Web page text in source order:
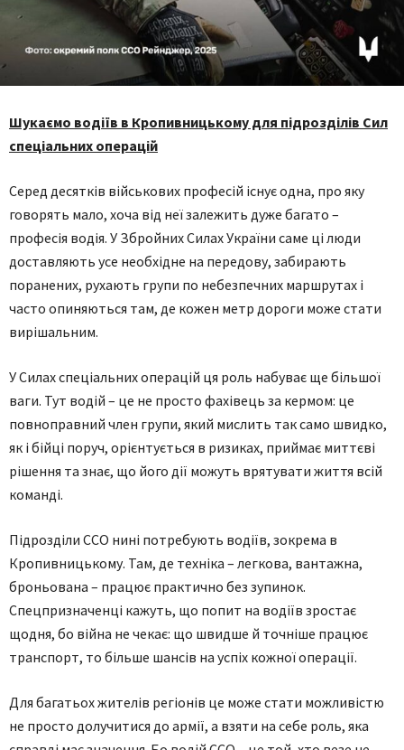
Шукаємо водіїв в Кропивницькому для підрозділів Сил
спеціальних операцій
Серед десятків військових професій існує одна, про яку
говорять мало, хоча від неї залежить дуже багато –
професія водія. У Збройних Силах України саме ці люди
доставляють усе необхідне на передову, забирають
поранених, рухають групи по небезпечних маршрутах і
часто опиняються там, де кожен метр дороги може стати
вирішальним.
У Силах спеціальних операцій ця роль набуває ще більшої
ваги. Тут водій – це не просто фахівець за кермом: це
повноправний член групи, який мислить так само швидко,
як і бійці поруч, орієнтується в ризиках, приймає миттєві
рішення та знає, що його дії можуть врятувати життя всій
команді.
Підрозділи ССО нині потребують водіїв, зокрема в
Кропивницькому. Там, де техніка – легкова, вантажна,
броньована – працює практично без зупинок.
Спецпризначенці кажуть, що попит на водіїв зростає
щодня, бо війна не чекає: що швидше й точніше працює
транспорт, то більше шансів на успіх кожної операції.
Для багатьох жителів регіонів це може стати можливістю
не просто долучитися до армії, а взяти на себе роль, яка